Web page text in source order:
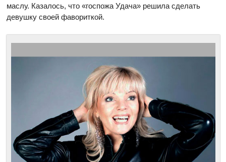
маслу. Казалось, что «госпожа Удача» решила сделать
девушку своей фавориткой.